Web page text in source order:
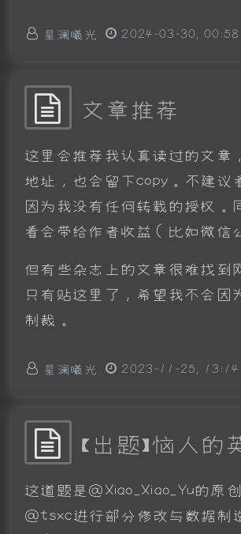
星澜曦光 2024-03-30, 00:58
文章推荐
这里会推荐我认真读过的文章
地址，也会留下copy。不建议
因为我没有任何转载的授权。
看会带给作者收益（比如微信
但有些杂志上的文章很难找到
只有贴这里了，希望我不会因
制裁。
星澜曦光 2023-11-25, 13:14
【出题】恼人的
这道题是@Xiao_Xiao_Yu的原
@tsxc进行部分修改与数据制